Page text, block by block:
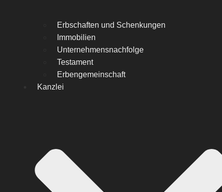
Erbschaften und Schenkungen
Immobilien
Unternehmensnachfolge
Testament
Erbengemeinschaft
Kanzlei